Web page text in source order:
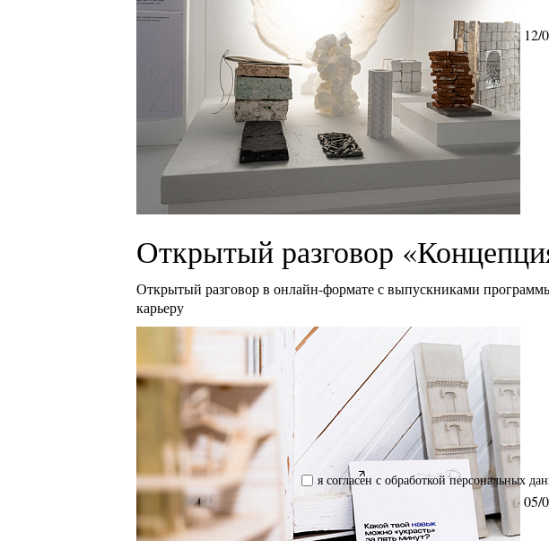
я согласен с обработкой персональных
12/
Открытый разговор
Открытый разговор в онлайн-формате с выпускниками
карьеру
05/